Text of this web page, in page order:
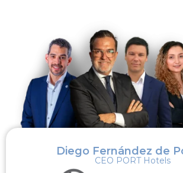
Diego Fernández de
CEO PORT Hotels